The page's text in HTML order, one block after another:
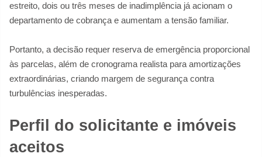
estreito, dois ou três meses de inadimplência já acionam o
departamento de cobrança e aumentam a tensão familiar.
Portanto, a decisão requer reserva de emergência proporcional
às parcelas, além de cronograma realista para amortizações
extraordinárias, criando margem de segurança contra
turbulências inesperadas.
Perfil do solicitante e imóveis
aceitos